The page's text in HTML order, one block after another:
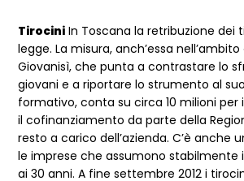
Tirocini In Toscana la retribuzione dei
legge. La misura, anch’essa
Giovanisì, che punta a contrastare lo
giovani e a riportare lo strumento al
formativo, conta su circa 10 milioni per
il cofinanziamento da parte della
resto a carico dell’azienda. C’è anche
le imprese che assumono stabilmente
ai 30 anni. A fine settembre 2012 i